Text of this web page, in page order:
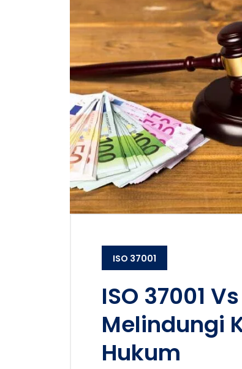
ISO 37001
ISO 37001
Melindungi
Hukum